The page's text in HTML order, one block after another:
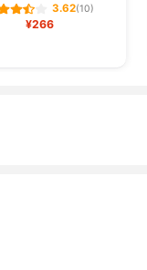
3.62(10)
¥266